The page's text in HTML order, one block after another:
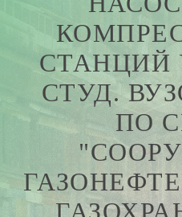
СТАНЦИЙ
СТУД.
ПО